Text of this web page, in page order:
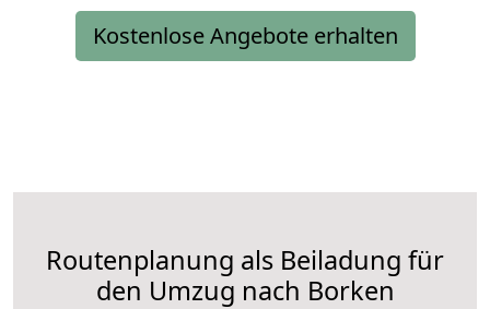
Kostenlose Angebote erhalten
Routenplanung als Beiladung für
den Umzug nach Borken